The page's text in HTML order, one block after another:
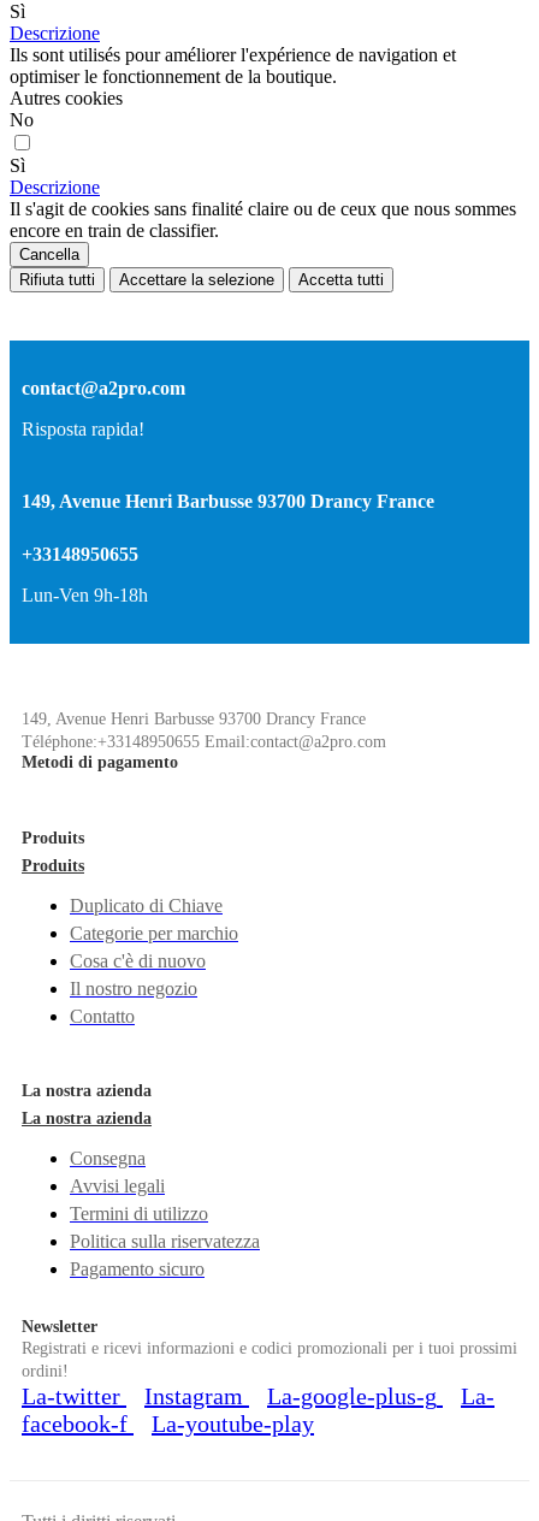
Sì
Descrizione
Ils sont utilisés pour améliorer l'expérience de navigation et
optimiser le fonctionnement de la boutique.
Autres cookies
No
Sì
Descrizione
Il s'agit de cookies sans finalité claire ou de ceux que nous sommes
encore en train de classifier.
Cancella
Rifiuta tutti
Accettare la selezione Accetta tutti
contact@a2pro.com
Risposta rapida!
149, Avenue Henri Barbusse 93700 Drancy France
+33148950655
Lun-Ven 9h-18h
149, Avenue Henri Barbusse 93700 Drancy France
Téléphone:+33148950655 Email:contact@a2pro.com
Metodi di pagamento
Produits
Produits
Duplicato di Chiave
Categorie per marchio
Cosa c'è di nuovo
Il nostro negozio
Contatto
La nostra azienda
La nostra azienda
Consegna
Avvisi legali
Termini di utilizzo
Politica sulla riservatezza
Pagamento sicuro
Newsletter
Registrati e ricevi informazioni e codici promozionali per i tuoi prossimi
ordini!
La-twitter Instagram La-google-plus-g
La-
facebook-f
La-youtube-play